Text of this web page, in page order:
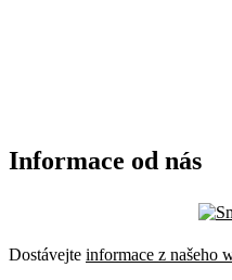
Informace od nás
Dostávejte informace z našeho